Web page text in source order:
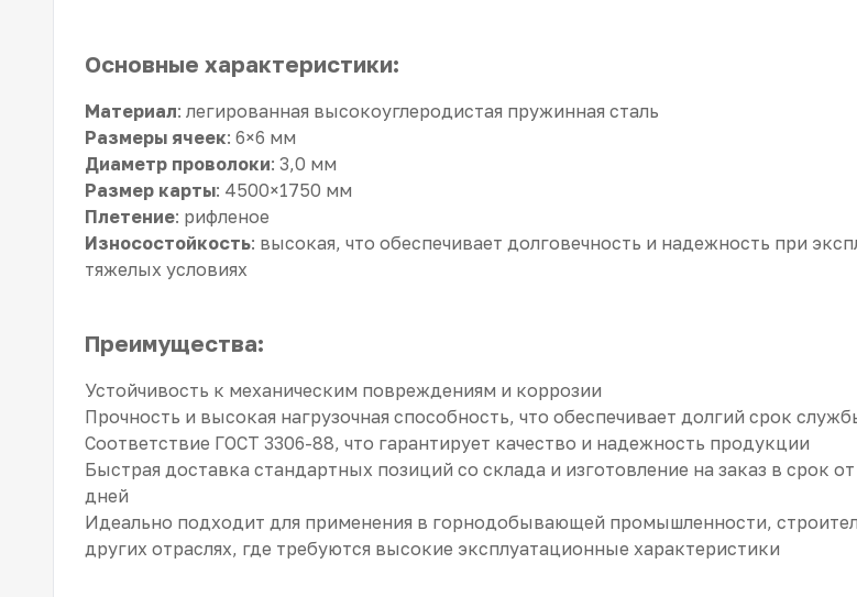
Основные характеристики:
Материал: легированная высокоуглеродистая пружинная сталь
Размеры ячеек: 6×6 мм
Диаметр проволоки: 3,0 мм
Размер карты: 4500×1750 мм
Плетение: рифленое
Износостойкость: высокая, что обеспечивает долговечность и надежность при
тяжелых условиях
Преимущества:
Устойчивость к механическим повреждениям и коррозии
Прочность и высокая нагрузочная способность, что обеспечивает долгий срок
Соответствие ГОСТ 3306-88, что гарантирует качество и надежность продукции
Быстрая доставка стандартных позиций со склада и изготовление на заказ в срок
дней
Идеально подходит для применения в горнодобывающей промышленности,
других отраслях, где требуются высокие эксплуатационные характеристики